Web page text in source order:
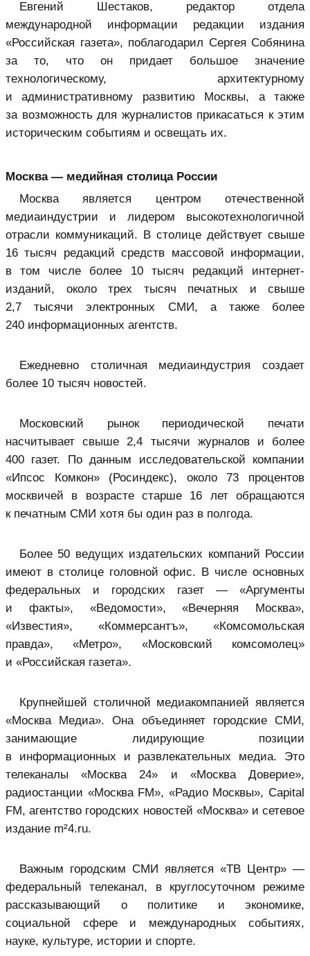
Евгений Шестаков, редактор отдела
международной информации редакции издания
«Российская газета», поблагодарил Сергея Собянина
за то, что он придает большое значение
технологическому, архитектурному
и административному развитию Москвы, а также
за возможность для журналистов прикасаться к этим
историческим событиям и освещать их.
Москва — медийная столица России
Москва является центром отечественной
медиаиндустрии и лидером высокотехнологичной
отрасли коммуникаций. В столице действует свыше
16 тысяч редакций средств массовой информации,
в том числе более 10 тысяч редакций интернет-
изданий, около трех тысяч печатных и свыше
2,7 тысячи электронных СМИ, а также более
240 информационных агентств.
Ежедневно столичная медиаиндустрия создает
более 10 тысяч новостей.
Московский рынок периодической печати
насчитывает свыше 2,4 тысячи журналов и более
400 газет. По данным исследовательской компании
«Ипсос Комкон» (Росиндекс), около 73 процентов
москвичей в возрасте старше 16 лет обращаются
к печатным СМИ хотя бы один раз в полгода.
Более 50 ведущих издательских компаний России
имеют в столице головной офис. В числе основных
федеральных и городских газет — «Аргументы
и факты», «Ведомости», «Вечерняя Москва»,
«Известия», «Коммерсантъ», «Комсомольская
правда», «Mетро», «Московский комсомолец»
и «Российская газета».
Крупнейшей столичной медиакомпанией является
«Москва Медиа». Она объединяет городские СМИ,
занимающие лидирующие позиции
в информационных и развлекательных медиа. Это
телеканалы «Москва 24» и «Москва Доверие»,
радиостанции «Москва FM», «Радио Москвы», Capital
FM, агентство городских новостей «Москва» и сетевое
издание m²4.ru.
Важным городским СМИ является «ТВ Центр» —
федеральный телеканал, в круглосуточном режиме
рассказывающий о политике и экономике,
социальной сфере и международных событиях,
науке, культуре, истории и спорте.